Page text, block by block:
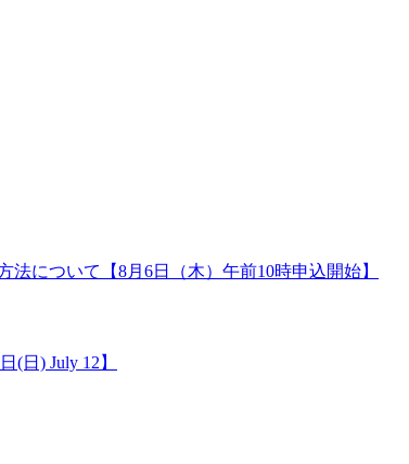
について【8月6日（木）午前10時申込開始】
(日) July 12】